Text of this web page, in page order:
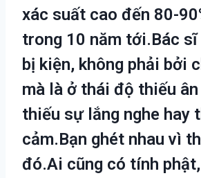
xác suất cao đến 80-
trong 10 năm tới.Bác sĩ
bị kiện, không phải bởi
mà là ở thái độ thiếu
thiếu sự lắng nghe hay
cảm.Bạn ghét nhau vì
đó.Ai cũng có tính